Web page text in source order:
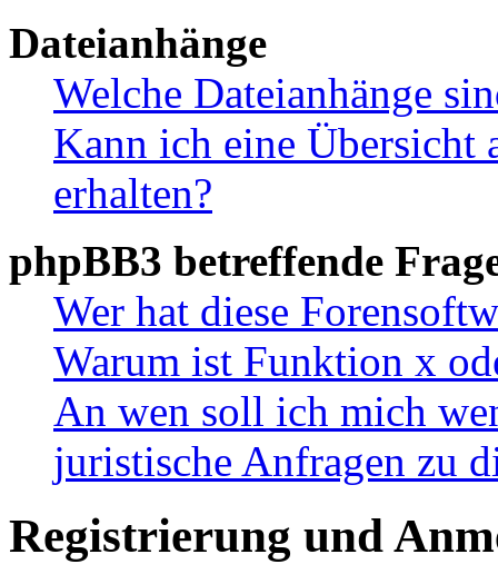
Dateianhänge
Welche Dateianhänge
Kann ich eine Übersicht
erhalten?
phpBB3 betreffende
Wer hat diese
Warum ist Funktion x
An wen soll ich mich
juristische Anfragen zu
Registrierung und